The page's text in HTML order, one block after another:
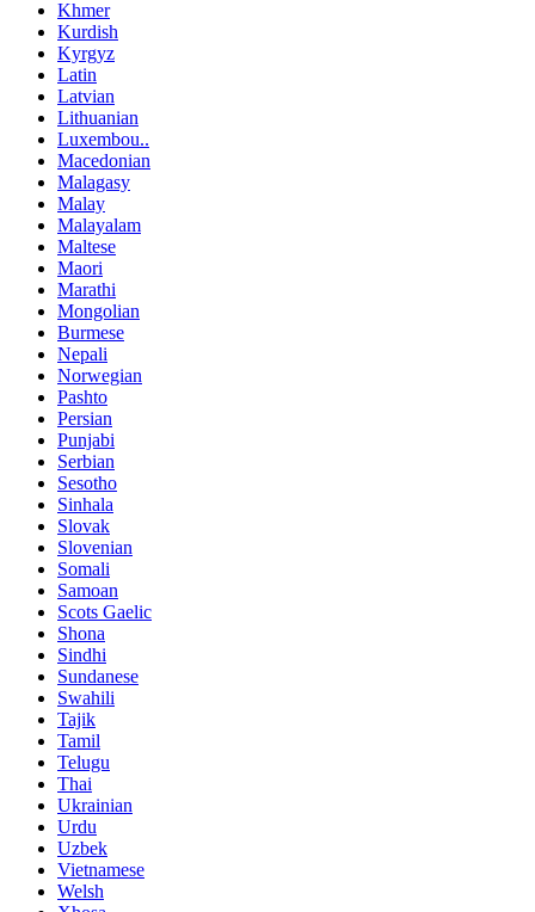
Khmer
Kurdish
Kyrgyz
Latin
Latvian
Lithuanian
Luxembou..
Macedonian
Malagasy
Malay
Malayalam
Maltese
Maori
Marathi
Mongolian
Burmese
Nepali
Norwegian
Pashto
Persian
Punjabi
Serbian
Sesotho
Sinhala
Slovak
Slovenian
Somali
Samoan
Scots Gaelic
Shona
Sindhi
Sundanese
Swahili
Tajik
Tamil
Telugu
Thai
Ukrainian
Urdu
Uzbek
Vietnamese
Welsh